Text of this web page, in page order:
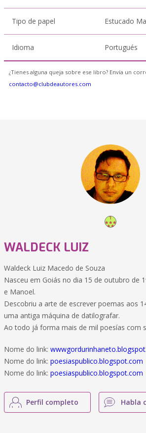
Tipo de papel Estucado
Idioma Portugués
¿Tienes alguna queja sobre ese libro? Envía un
contacto@clubdeautores.com
WALDECK LUIZ
Waldeck Luiz Macedo de Souza
Nasceu em Goiás no dia 15 de outubro de
e Manoel.
Descobriu a arte de escrever poemas aos
uma antiga máquina de datilografar.
Ao todo já forma mais de mil poesías com
Nome do link:
Nome do link: poesiaspublico.blogspot.com
Nome do link: poesiaspublico.blogspot.com
Perfil completo Habla